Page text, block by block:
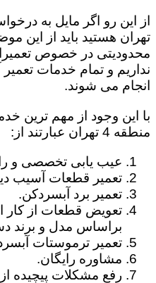
تهران هستید باید از این
محدودیتی در خصوص
انجام می شوند.
با این وجود از مهم ترین
منطقه 4 تهران عبارتند از:
عیب یابی تخصصی و
تعمیر قطعات آسیب
تعمیر برد آبسردکن.
تعویض قطعات از کار
براساس مدل و برند
تعمیر ترموستات
مشاوره رایگان.
رفع مشکلات پیچیده